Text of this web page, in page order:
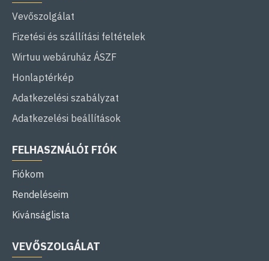
Vevőszolgálat
Fizetési és szállítási feltételek
Wirtuu webáruház ÁSZF
Honlaptérkép
Adatkezelési szabályzat
Adatkezelési beállítások
FELHASZNÁLÓI FIÓK
Fiókom
Rendeléseim
Kivánságlista
VEVŐSZOLGÁLAT